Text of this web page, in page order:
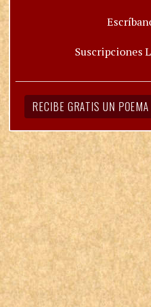
Suscripciones
RECIBE GRATIS UN